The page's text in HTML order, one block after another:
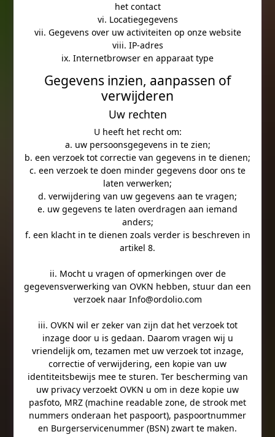
het contact
vi. Locatiegegevens
vii. Gegevens over uw activiteiten op onze website
viii. IP-adres
ix. Internetbrowser en apparaat type
Gegevens inzien, aanpassen of
verwijderen
Uw rechten
U heeft het recht om:
a. uw persoonsgegevens in te zien;
b. een verzoek tot correctie van gegevens in te dienen;
c. een verzoek te doen minder gegevens door ons te
laten verwerken;
d. verwijdering van uw gegevens aan te vragen;
e. uw gegevens te laten overdragen aan iemand
anders;
f. een klacht in te dienen zoals verder is beschreven in
artikel 8.
ii. Mocht u vragen of opmerkingen over de
gegevensverwerking van OVKN hebben, stuur dan een
verzoek naar Info@ordolio.com
iii. OVKN wil er zeker van zijn dat het verzoek tot
inzage door u is gedaan. Daarom vragen wij u
vriendelijk om, tezamen met uw verzoek tot inzage,
correctie of verwijdering, een kopie van uw
identiteitsbewijs mee te sturen. Ter bescherming van
uw privacy verzoekt OVKN u om in deze kopie uw
pasfoto, MRZ (machine readable zone, de strook met
nummers onderaan het paspoort), paspoortnummer
en Burgerservicenummer (BSN) zwart te maken.